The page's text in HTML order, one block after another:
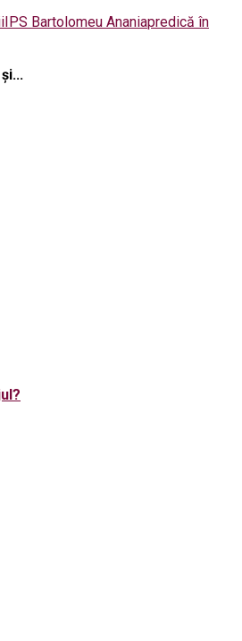
IPS Bartolomeu Ananiapredică în